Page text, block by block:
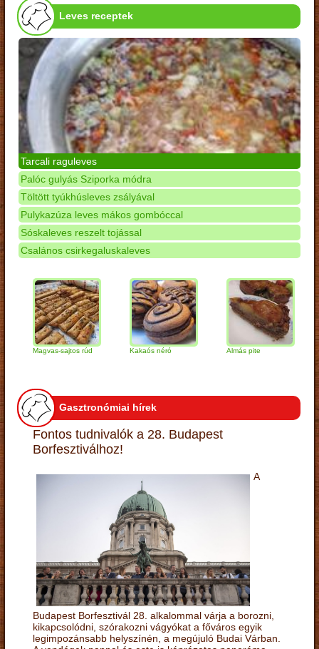
Leves receptek
Tarcali raguleves
Palóc gulyás Sziporka módra
Töltött tyúkhúsleves zsályával
Pulykazúza leves mákos gombóccal
Sóskaleves reszelt tojással
Csalános csirkegaluskaleves
Magvas-sajtos rúd Kakaós néró Almás pite
Gasztronómiai hírek
Fontos tudnivalók a 28. Budapest
Borfesztiválhoz!
A
Budapest Borfesztivál 28. alkalommal várja a borozni,
kikapcsolódni, szórakozni vágyókat a főváros egyik
legimpozánsabb helyszínén, a megújuló Budai Várban.